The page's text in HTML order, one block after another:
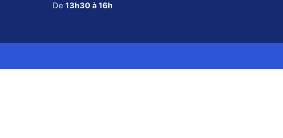
De 13h30 à 16h